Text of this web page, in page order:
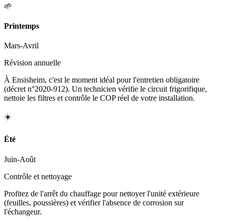
🌱
Printemps
Mars-Avril
Révision annuelle
À Ensisheim, c'est le moment idéal pour l'entretien obligatoire
(décret n°2020-912). Un technicien vérifie le circuit frigorifique,
nettoie les filtres et contrôle le COP réel de votre installation.
☀️
Été
Juin-Août
Contrôle et nettoyage
Profitez de l'arrêt du chauffage pour nettoyer l'unité extérieure
(feuilles, poussières) et vérifier l'absence de corrosion sur
l'échangeur.